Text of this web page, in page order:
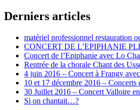
Derniers articles
matériel professionnel restauration
CONCERT DE L’EPIPHANIE
Concert de l’Epiphanie avec Lo
Rentrée de la chorale Chant des
4 juin 2016 – Concert à Frangy
10 et 17 décembre 2016 –
30 Juillet 2016 – Concert Valloire
Si on chantait…?